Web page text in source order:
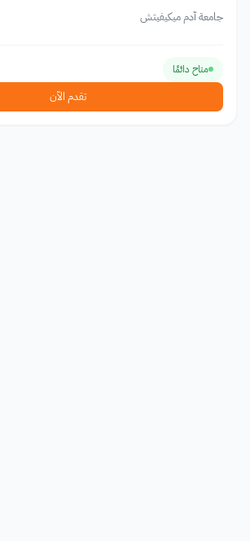
جامعة آدم ميكيفيتش
متاح دائمًا
تقدم الآن